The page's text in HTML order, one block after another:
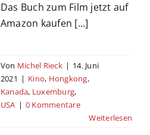
Das Buch zum Film jetzt auf
Amazon kaufen [...]
Von Michel Rieck | 14. Juni
2021 | Kino, Hongkong,
Kanada, Luxemburg,
USA | 0 Kommentare
Weiterlesen